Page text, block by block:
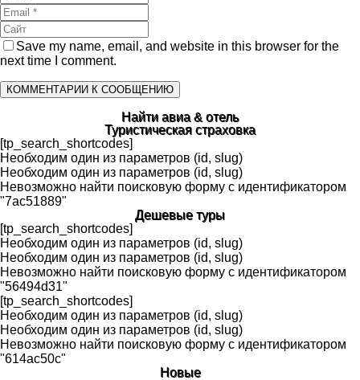
Save my name, email, and website in this browser for the
next time I comment.
Найти авиа & отель
Туристическая страховка
[tp_search_shortcodes]
Необходим один из параметров (id, slug)
Необходим один из параметров (id, slug)
Невозможно найти поисковую форму с идентификатором
"7ac51889"
Дешевые туры
[tp_search_shortcodes]
Необходим один из параметров (id, slug)
Необходим один из параметров (id, slug)
Невозможно найти поисковую форму с идентификатором
"56494d31"
[tp_search_shortcodes]
Необходим один из параметров (id, slug)
Необходим один из параметров (id, slug)
Невозможно найти поисковую форму с идентификатором
"614ac50c"
Новые